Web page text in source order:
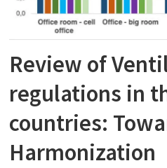
Review of
regulations in
countries:
Harmonization